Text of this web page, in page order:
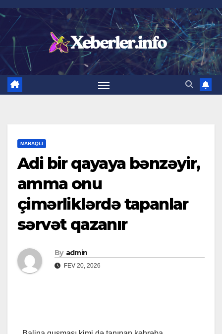
Skip
content
MARAQLI
Adi bir qayaya bənzəyir,
amma onu
çimərliklərdə tapanlar
sərvət qazanır
By admin
FEV 20, 2026